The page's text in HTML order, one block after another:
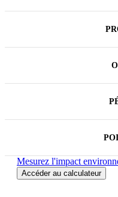
Mesurez l'impact
Accéder au calculateur